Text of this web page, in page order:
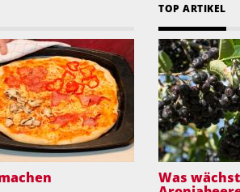
TOP ARTIKEL
Was